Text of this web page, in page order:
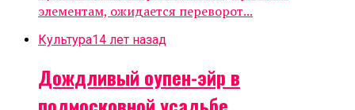
элементам, ожидается переворот...
Культура14 лет назад
Дождливый оупен-эйр в